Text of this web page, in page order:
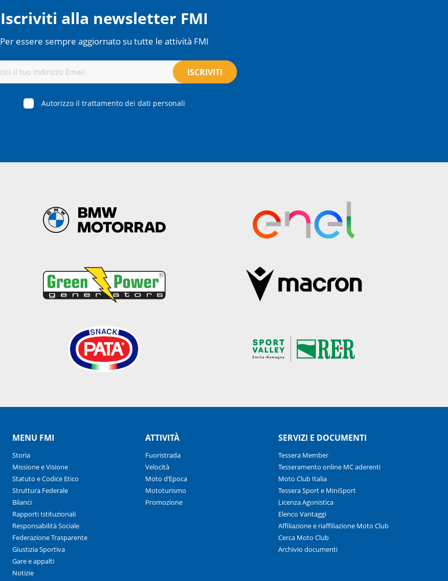
Iscriviti alla newsletter FMI
Per essere sempre aggiornato su tutte le attività FMI
Autorizzo il trattamento dei dati personali
MENU FMI
Storia
Missione e Visione
Statuto e Codice Etico
Struttura Federale
Bilanci
Rapporti Istituzionali
Responsabilità Sociale
Federazione Trasparente
Giustizia Sportiva
Gare e appalti
Notizie
ATTIVITÀ
Fuoristrada
Velocità
Moto d’Epoca
Mototurismo
Promozione
SERVIZI E DOCUMENTI
Tessera Member
Tesseramento online MC aderenti
Moto Club Italia
Tessera Sport e MiniSport
Licenza Agonistica
Elenco Vantaggi
Affiliazione e riaffiliazione Moto Club
Cerca Moto Club
Archivio documenti